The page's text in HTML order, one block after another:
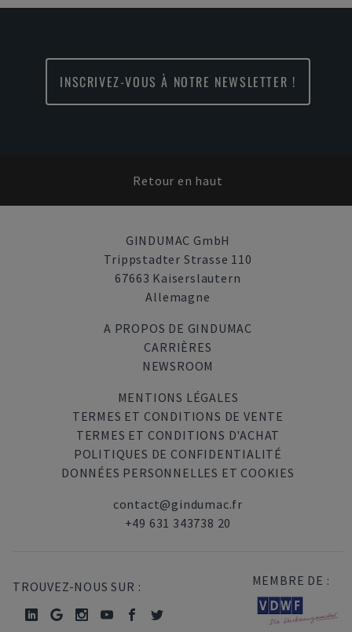
INSCRIVEZ-VOUS À NOTRE NEWSLETTER !
Retour en haut
GINDUMAC GmbH
Trippstadter Strasse 110
67663 Kaiserslautern
Allemagne
A PROPOS DE GINDUMAC
CARRIÈRES
NEWSROOM
MENTIONS LÉGALES
TERMES ET CONDITIONS DE VENTE
TERMES ET CONDITIONS D'ACHAT
POLITIQUES DE CONFIDENTIALITÉ
DONNÉES PERSONNELLES ET COOKIES
contact@gindumac.fr
+49 631 343738 20
TROUVEZ-NOUS SUR : MEMBRE DE :